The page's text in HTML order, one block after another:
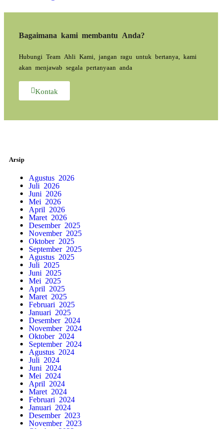
Bagaimana kami membantu Anda?
Hubungi Team Ahli Kami, jangan ragu untuk bertanya, kami
akan menjawab segala pertanyaan anda
Kontak
Arsip
Agustus 2026
Juli 2026
Juni 2026
Mei 2026
April 2026
Maret 2026
Desember 2025
November 2025
Oktober 2025
September 2025
Agustus 2025
Juli 2025
Juni 2025
Mei 2025
April 2025
Maret 2025
Februari 2025
Januari 2025
Desember 2024
November 2024
Oktober 2024
September 2024
Agustus 2024
Juli 2024
Juni 2024
Mei 2024
April 2024
Maret 2024
Februari 2024
Januari 2024
Desember 2023
November 2023